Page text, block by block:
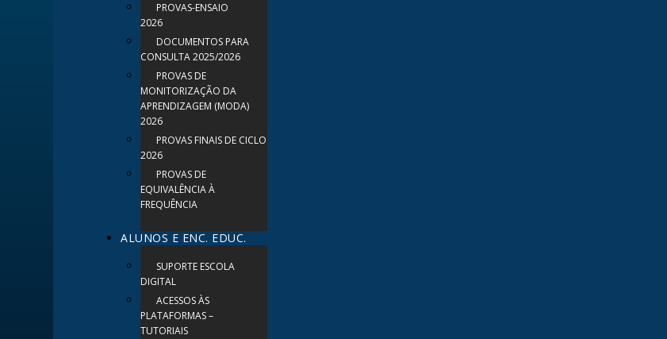
PROVAS-ENSAIO
2026
DOCUMENTOS PARA
CONSULTA 2025/2026
PROVAS DE
MONITORIZAÇÃO DA
APRENDIZAGEM (MODA)
2026
PROVAS FINAIS DE CICLO
2026
PROVAS DE
EQUIVALÊNCIA À
FREQUÊNCIA
ALUNOS E ENC. EDUC.
SUPORTE ESCOLA
DIGITAL
ACESSOS ÀS
PLATAFORMAS –
TUTORIAIS